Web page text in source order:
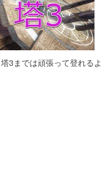
3までは頑張って登れるよ